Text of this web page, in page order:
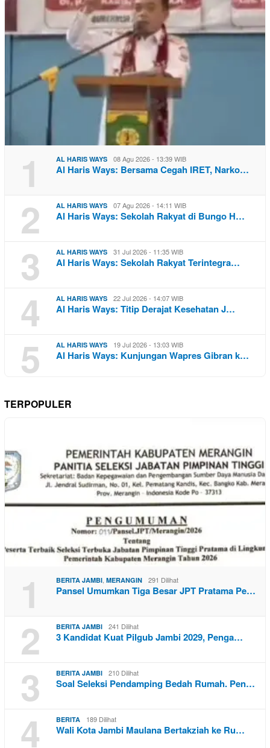
1 AL HARIS WAYS 08 Agu 2026 - 13:39 WIB
Al Haris Ways: Bersama Cegah IRET, Narko…
2 AL HARIS WAYS 07 Agu 2026 - 14:11 WIB
Al Haris Ways: Sekolah Rakyat di Bungo H…
3 AL HARIS WAYS 31 Jul 2026 - 11:35 WIB
Al Haris Ways: Sekolah Rakyat Terintegra…
4 AL HARIS WAYS 22 Jul 2026 - 14:07 WIB
Al Haris Ways: Titip Derajat Kesehatan J…
5 AL HARIS WAYS 19 Jul 2026 - 13:03 WIB
Al Haris Ways: Kunjungan Wapres Gibran k…
TERPOPULER
1 BERITA JAMBI MERANGIN 291 Dilihat
Pansel Umumkan Tiga Besar JPT Pratama Pe…
2 BERITA JAMBI 241 Dilihat
3 Kandidat Kuat Pilgub Jambi 2029, Penga…
3 BERITA JAMBI 210 Dilihat
Soal Seleksi Pendamping Bedah Rumah. Pen…
4 BERITA 189 Dilihat
Wali Kota Jambi Maulana Bertakziah ke Ru…